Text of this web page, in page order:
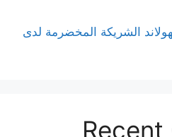
الشريكة المخضرمة لدى